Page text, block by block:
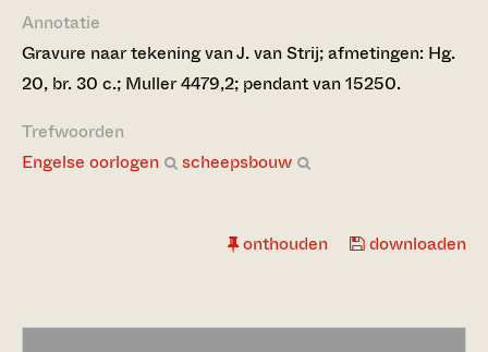
Annotatie
Gravure naar tekening van J. van Strij; afmetingen: Hg.
20, br. 30 c.; Muller 4479,2; pendant van 15250.
Trefwoorden
Engelse oorlogen
scheepsbouw
onthouden downloaden